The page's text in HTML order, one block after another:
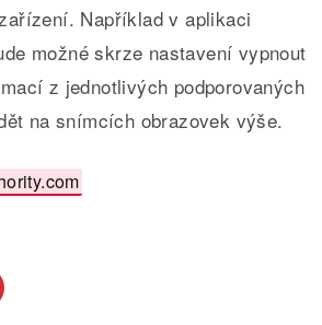
Například v aplikaci
možné skrze nastavení vypnout
z jednotlivých podporovaných
na snímcích obrazovek výše.